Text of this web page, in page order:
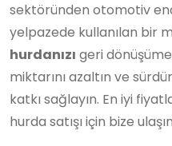
sektöründen otomotiv
yelpazede kullanılan bir
hurdanızı geri
miktarını azaltın ve
katkı sağlayın. En iyi
hurda satışı için bize